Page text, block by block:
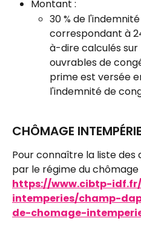
Montant :
30 % de
correspondant à
à-dire calculés sur
ouvrables de
prime est versée
l'indemnité de
CHÔMAGE
Pour connaître la liste
par le régime du
https://www.cibtp-
intemperies/champ-
de-chomage-